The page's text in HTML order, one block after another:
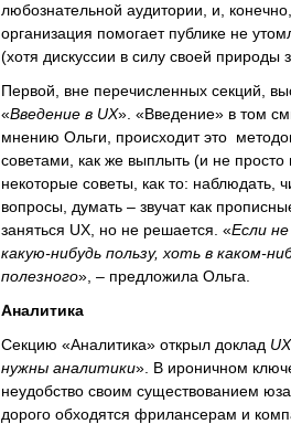
любознательной аудитории, и,
организация помогает публике не
(хотя дискуссии в силу своей природы
Первой, вне перечисленных секций,
«Введение в UX». «Введение» в том
мнению Ольги, происходит это
советами, как же выплыть (и не
некоторые советы, как то: наблюдать,
вопросы, думать – звучат как
заняться UX, но не решается. «Если
какую-нибудь пользу, хоть в каком-
полезного», – предложила Ольга.
Аналитика
Секцию «Аналитика» открыл доклад UX
нужны аналитики». В ироничном
неудобство своим существованием
дорого обходятся фрилансерам и